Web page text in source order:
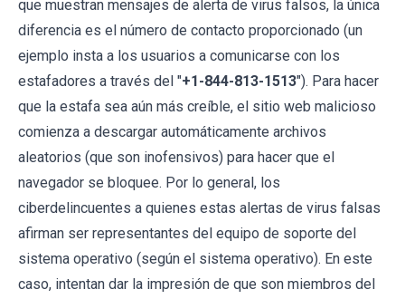
que muestran mensajes de alerta de virus falsos, la única
diferencia es el número de contacto proporcionado (un
ejemplo insta a los usuarios a comunicarse con los
estafadores a través del "+1-844-813-1513"). Para hacer
que la estafa sea aún más creíble, el sitio web malicioso
comienza a descargar automáticamente archivos
aleatorios (que son inofensivos) para hacer que el
navegador se bloquee. Por lo general, los
ciberdelincuentes a quienes estas alertas de virus falsas
afirman ser representantes del equipo de soporte del
sistema operativo (según el sistema operativo). En este
caso, intentan dar la impresión de que son miembros del